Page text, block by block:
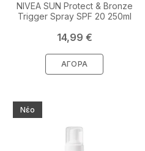
NIVEA SUN Protect & Bronze
Trigger Spray SPF 20 250ml
Τιμή
14,99 €
ΑΓΟΡΆ
Νέο